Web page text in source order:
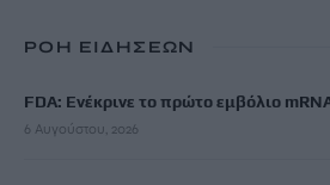
ΡΟΗ ΕΙΔΗΣΕΩΝ
FDA: Ενέκρινε το πρώτο εμβόλιο
6 Αυγούστου, 2026